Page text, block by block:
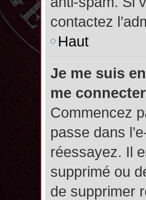
contactez
Haut
Je me suis
me
Commencez
passe dans
réessayez. Il
supprimé ou
de supprimer